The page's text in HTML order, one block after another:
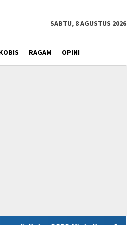
SABTU, 8 AGUSTUS 2026
RAGAM OPINI